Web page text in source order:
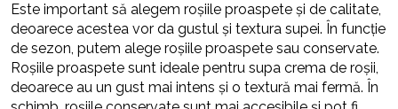
Este important să alegem roșiile proaspete și de calitate,
deoarece acestea vor da gustul și textura supei. În funcție
de sezon, putem alege roșiile proaspete sau conservate.
Roșiile proaspete sunt ideale pentru supa crema de roșii,
deoarece au un gust mai intens și o textură mai fermă. În